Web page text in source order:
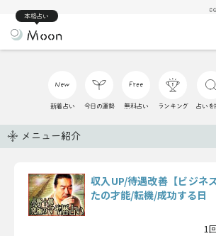
本格占い
新着占い 今日の運勢 無料占い ランキング 占いを
メニュー紹介
収入UP/待遇改善【ビジネ
たの才能/転機/成功する日
1